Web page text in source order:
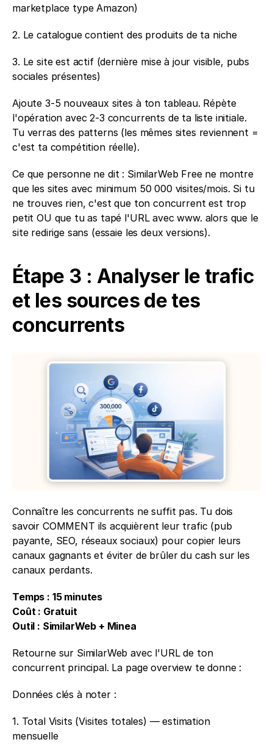
marketplace type Amazon)
2. Le catalogue contient des produits de ta niche
3. Le site est actif (dernière mise à jour visible, pubs
sociales présentes)
Ajoute 3-5 nouveaux sites à ton tableau. Répète
l'opération avec 2-3 concurrents de ta liste initiale.
Tu verras des patterns (les mêmes sites reviennent =
c'est ta compétition réelle).
Ce que personne ne dit : SimilarWeb Free ne montre
que les sites avec minimum 50 000 visites/mois. Si tu
ne trouves rien, c'est que ton concurrent est trop
petit OU que tu as tapé l'URL avec www. alors que le
site redirige sans (essaie les deux versions).
Étape 3 : Analyser le trafic
et les sources de tes
concurrents
Connaître les concurrents ne suffit pas. Tu dois
savoir COMMENT ils acquièrent leur trafic (pub
payante, SEO, réseaux sociaux) pour copier leurs
canaux gagnants et éviter de brûler du cash sur les
canaux perdants.
Temps : 15 minutes
Coût : Gratuit
Outil : SimilarWeb + Minea
Retourne sur SimilarWeb avec l'URL de ton
concurrent principal. La page overview te donne :
Données clés à noter :
1. Total Visits (Visites totales) — estimation
mensuelle